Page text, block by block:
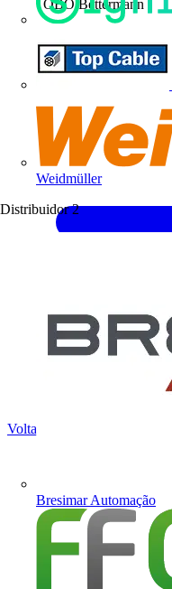
Weidmüller
Distribuidor 2
Bresimar Automação
OBO Bettermann
Voltar para Produtos